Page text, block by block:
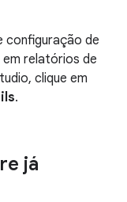
configuração de
em relatórios de
clique em
.
já